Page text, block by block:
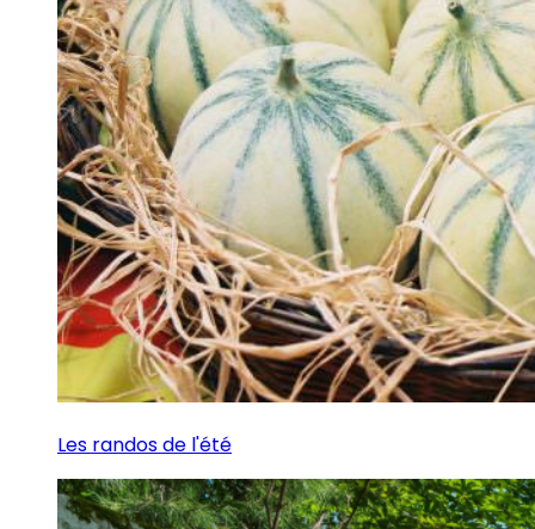
Les randos de l'été